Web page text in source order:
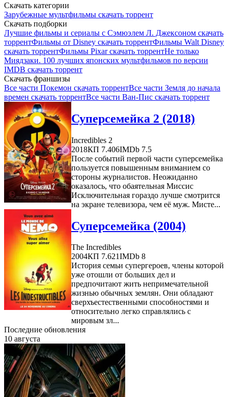
Скачать категории
Зарубежные мультфильмы скачать торрент
Скачать подборки
Лучшие фильмы и сериалы с Сэмюэлем Л. Джексоном скачать
торрентФильмы от Disney скачать торрентФильмы Walt Disney
скачать торрентФильмы Pixar скачать торрентНе только
Миядзаки. 100 лучших японских мультфильмов по версии
IMDB скачать торрент
Скачать франшизы
Все части Покемон скачать торрентВсе части Земля до начала
времен скачать торрентВсе части Ван-Пис скачать торрент
Суперсемейка 2 (2018)
Incredibles 2
2018КП 7.406IMDb 7.5
После событий первой части суперсемейка
пользуется повышенным вниманием со
стороны журналистов. Неожиданно
оказалось, что обаятельная Миссис
Исключительная гораздо лучше смотрится
на экране телевизора, чем её муж. Мисте...
Суперсемейка (2004)
The Incredibles
2004КП 7.621IMDb 8
История семьи супергероев, члены которой
уже отошли от больших дел и
предпочитают жить непримечательной
жизнью обычных землян. Они обладают
сверхъестественными способностями и
относительно легко справлялись с
мировым зл...
Последние обновления
10 августа